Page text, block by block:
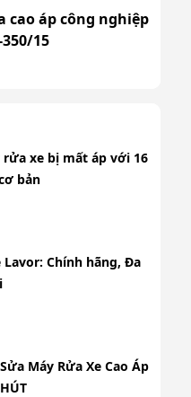
cao áp công nghiệp
15
rửa xe bị mất áp với 16
bản
Chính hãng, Đa
Máy Rửa Xe Cao Áp